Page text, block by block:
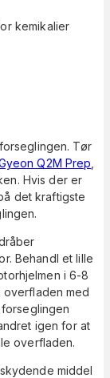
kemikalier
Tør
Q2M Prep
Hvis der er
det kraftigste
Behandl et lille
i 6-8
med
igen for at
overfladen.
middel